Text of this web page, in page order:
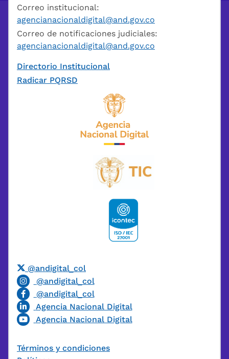
Correo institucional:
agencianacionaldigital@and.gov.co
Correo de notificaciones judiciales:
agencianacionaldigital@and.gov.co
Directorio Institucional
Radicar PQRSD
@andigital_col
@andigital_col
@andigital_col
Agencia Nacional Digital
Agencia Nacional Digital
Términos y condiciones